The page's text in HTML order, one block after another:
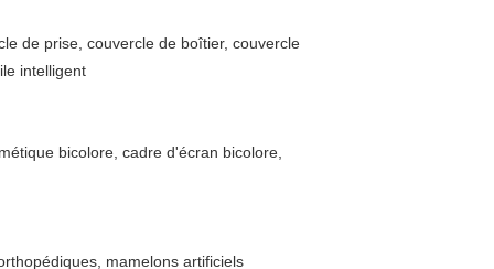
de prise, couvercle de boîtier, couvercle
intelligent
bicolore, cadre d'écran bicolore,
mamelons artificiels